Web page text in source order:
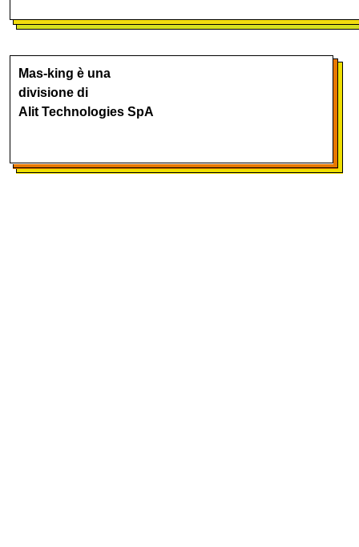
Mas-king è una
divisione di
Alit Technologies SpA